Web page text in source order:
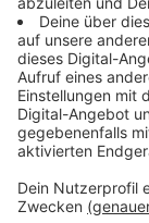
Arbeiten
paralleles
umgepumpt
dort für die
Verfügung
Mitte
Anzeige